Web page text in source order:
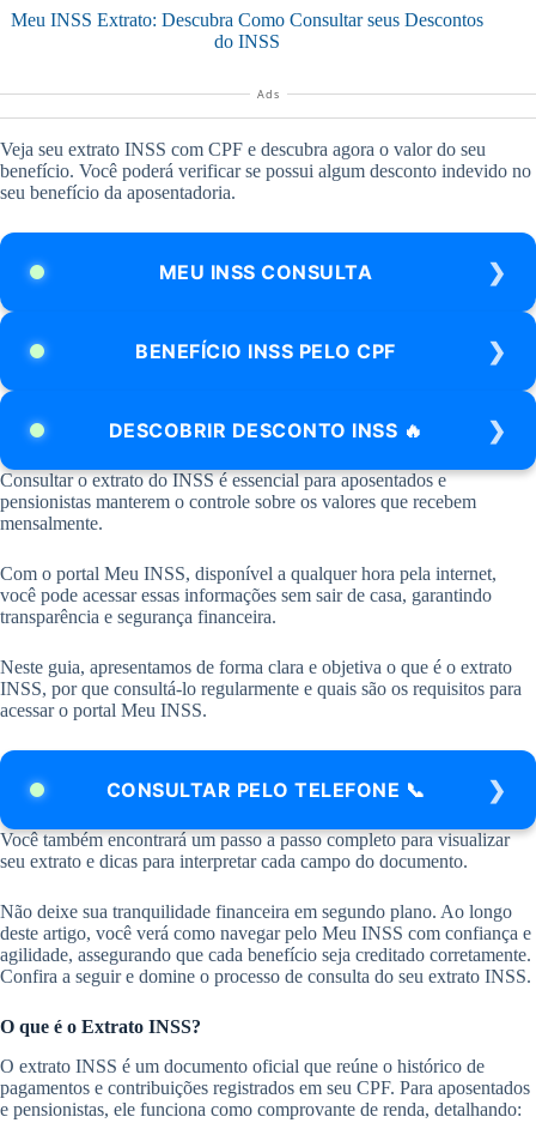
Pular
para
Meu INSS Extrato: Descubra Como Consultar seus Descontos
do INSS
Ads
Veja seu extrato INSS com CPF e descubra agora o valor do seu
benefício. Você poderá verificar se possui algum desconto indevido no
seu benefício da aposentadoria.
MEU INSS CONSULTA
BENEFÍCIO INSS PELO CPF
DESCOBRIR DESCONTO INSS 🔥
Consultar o extrato do INSS é essencial para aposentados e
pensionistas manterem o controle sobre os valores que recebem
mensalmente.
Com o portal Meu INSS, disponível a qualquer hora pela internet,
você pode acessar essas informações sem sair de casa, garantindo
transparência e segurança financeira.
Neste guia, apresentamos de forma clara e objetiva o que é o extrato
INSS, por que consultá-lo regularmente e quais são os requisitos para
acessar o portal Meu INSS.
CONSULTAR PELO TELEFONE 📞
Você também encontrará um passo a passo completo para visualizar
seu extrato e dicas para interpretar cada campo do documento.
Não deixe sua tranquilidade financeira em segundo plano. Ao longo
deste artigo, você verá como navegar pelo Meu INSS com confiança e
agilidade, assegurando que cada benefício seja creditado corretamente.
Confira a seguir e domine o processo de consulta do seu extrato INSS.
O que é o Extrato INSS?
O extrato INSS é um documento oficial que reúne o histórico de
pagamentos e contribuições registrados em seu CPF. Para aposentados
e pensionistas, ele funciona como comprovante de renda, detalhando: